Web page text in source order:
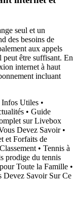
seul et un
des besoins de
aux appels
peut être suffisant. En
internet à haut
incluant
Infos Utiles •
• Guide
sur Livebox
Devez Savoir•
et Forfaits de
• Tennis à
prodige du tennis
Toute la Famille •
Devez Savoir Sur Ce